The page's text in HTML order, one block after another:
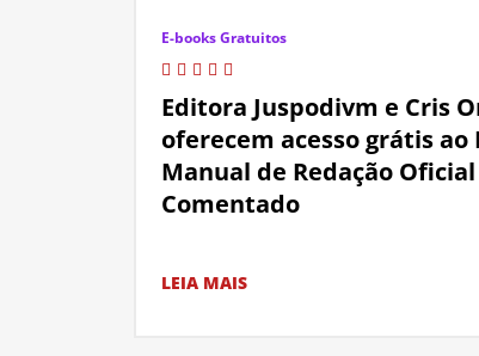
E-books Gratuitos
Editora Juspodivm e Cris
oferecem acesso grátis ao
Manual de Redação Oficial
Comentado
LEIA MAIS